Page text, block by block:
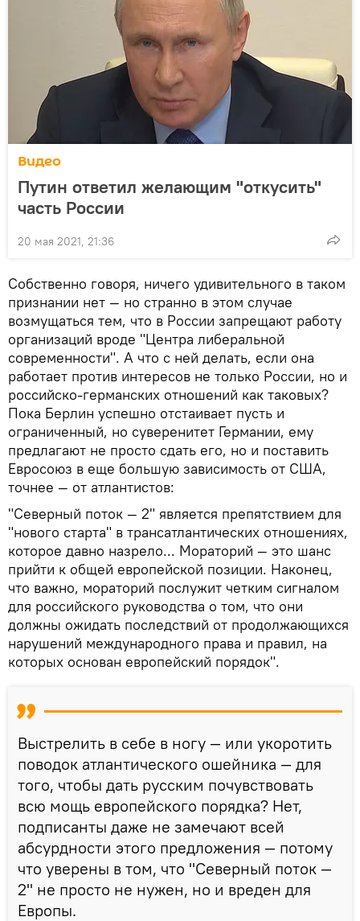
Видео
Путин ответил желающим "откусить"
часть России
20 мая 2021, 21:36
Собственно говоря, ничего удивительного в таком
признании нет — но странно в этом случае
возмущаться тем, что в России запрещают работу
организаций вроде "Центра либеральной
современности". А что с ней делать, если она
работает против интересов не только России, но и
российско-германских отношений как таковых?
Пока Берлин успешно отстаивает пусть и
ограниченный, но суверенитет Германии, ему
предлагают не просто сдать его, но и поставить
Евросоюз в еще большую зависимость от США,
точнее — от атлантистов:
"Северный поток — 2" является препятствием для
"нового старта" в трансатлантических отношениях,
которое давно назрело... Мораторий — это шанс
прийти к общей европейской позиции. Наконец,
что важно, мораторий послужит четким сигналом
для российского руководства о том, что они
должны ожидать последствий от продолжающихся
нарушений международного права и правил, на
которых основан европейский порядок".
Выстрелить в себе в ногу — или укоротить
поводок атлантического ошейника — для
того, чтобы дать русским почувствовать
всю мощь европейского порядка? Нет,
подписанты даже не замечают всей
абсурдности этого предложения — потому
что уверены в том, что "Северный поток —
2" не просто не нужен, но и вреден для
Европы.